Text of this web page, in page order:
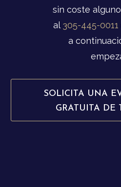
sin coste
al 305-445-0011
a
SOLICITA UNA
GRATUITA DE